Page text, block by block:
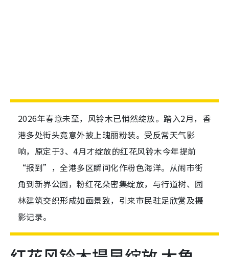
2026年春意未至，风铃木已悄然绽放。踏入2月，香
港多处街头竟意外披上瑰丽粉装。受反常天气影
响，原定于3、4月才绽放的红花风铃木今年提前
“报到”，全港多区瞬间化作粉色海洋。从闹市街
角到新界公园，粉红花朵密集绽放，与行道树、园
林建筑交织形成如画景致，引来市民驻足欣赏及摄
影记录。